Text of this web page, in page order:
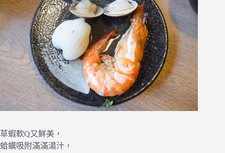
草蝦軟Q又鮮美，
蛤蠣吸附滿滿湯汁，